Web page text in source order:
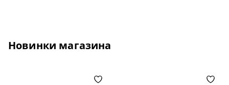
Новинки магазина